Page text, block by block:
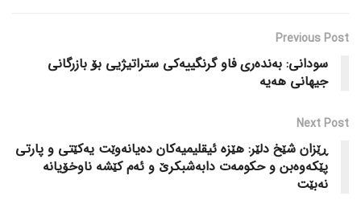
Previous Post
سودانی: بەندەری فاو گرنگییەکی ستراتیژیی بۆ بازرگانی
جیهانی هەیە
Next Post
ڕێزان شێخ دلێر: هێزە ئیقلیمیەکان دەیانەوێت یەکێتی و پارتی
پێکەوەبن و حکومەت دابەشبکرێ و ئەم کێشە ناوخۆیانە
نەبێت